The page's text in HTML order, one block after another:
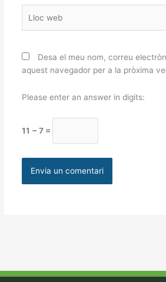
web
Desa el meu nom, correu
aquest navegador per a la pròxima
Please enter an answer in digits:
11 − 7 =